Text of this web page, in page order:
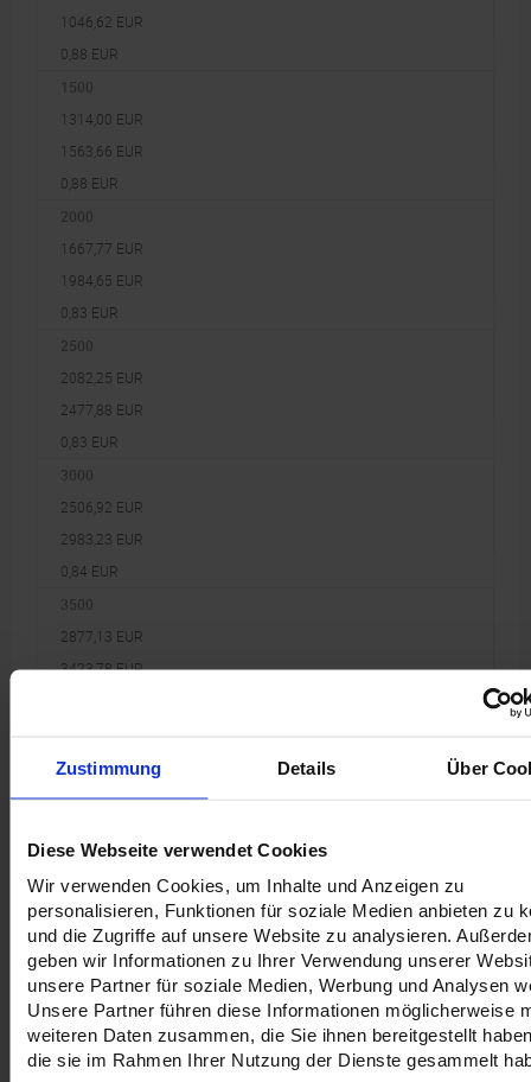
Zustimmung Details Über
Diese Webseite verwendet Cookies
Wir verwenden Cookies, um Inhalte und Anzeigen zu
personalisieren, Funktionen für soziale Medien anbieten zu
und die Zugriffe auf unsere Website zu analysieren.
geben wir Informationen zu Ihrer Verwendung unserer
unsere Partner für soziale Medien, Werbung und Analysen
Unsere Partner führen diese Informationen möglicherweise
weiteren Daten zusammen, die Sie ihnen bereitgestellt
die sie im Rahmen Ihrer Nutzung der Dienste gesammelt
1046,62 EUR
0,88 EUR
1500
1314,00 EUR
1563,66 EUR
0,88 EUR
2000
1667,77 EUR
1984,65 EUR
0,83 EUR
2500
2082,25 EUR
2477,88 EUR
0,83 EUR
3000
2506,92 EUR
2983,23 EUR
0,84 EUR
3500
2877,13 EUR
3423,78 EUR
3285,01 EUR
3909,16 EUR
4500
3636,39 EUR
4327,30 EUR
0,81 EUR
5000
4650,07 EUR